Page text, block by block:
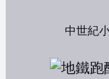
中世紀